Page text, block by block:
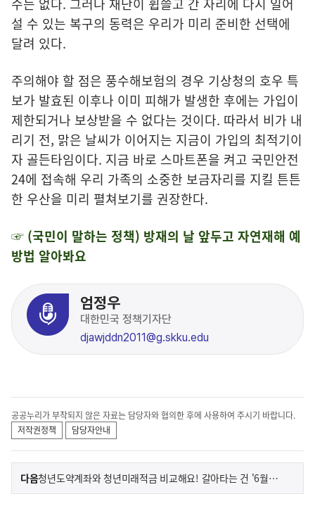
설 수 있는 복구의 동력은 우리가 미리 준비한 선택에
달려 있다.
주의해야 할 점은 풍수해보험의 경우 기상청의 호우 특
보가 발효된 이후나 이미 피해가 발생한 후에는 가입이
제한되거나 보상받을 수 없다는 것이다. 따라서 비가 내
리기 전, 맑은 날씨가 이어지는 지금이 가입의 최적기이
자 골든타임이다. 지금 바로 스마트폰을 켜고 국민안전
24에 접속해 우리 가족의 소중한 보금자리를 지킬 튼튼
한 우산을 미리 펼쳐보기를 권장한다.
☞ (국민이 말하는 정책) 방재의 날 앞두고 자연재해 예
방법 알아봐요
엄정우
대한민국 정책기자단
djawjddn2011@g.skku.edu
공공누리가 부착되지 않은 자료는 담당자와 협의한 후에 사용하여 주시기 바랍니다.
저작권정책
담당자안내
이
전
다음기
청년도약계좌와 청년미래적금 비교해요! 갈아타는 건 '6월만' 허용